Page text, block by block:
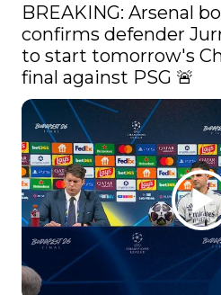
BREAKING: Arsenal
confirms defender
to start tomorrow's
final against PSG 🚨